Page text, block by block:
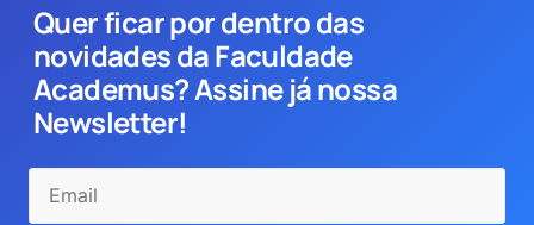
Quer ficar por dentro das
novidades da Faculdade
Academus? Assine já nossa
Newsletter!